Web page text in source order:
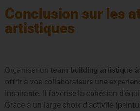
Conclusion sur les
artistiques
Organiser un team building artistique
offrir à vos collaborateurs une
inspirante. Il favorise la cohésion
Grâce à un large choix d’activité